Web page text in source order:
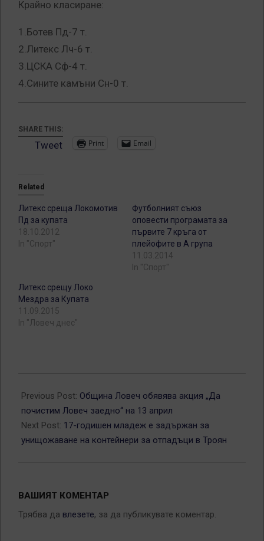
Крайно класиране:
1.Ботев Пд-7 т.
2.Литекс Лч-6 т.
3.ЦСКА Сф-4 т.
4.Сините камъни Сн-0 т.
SHARE THIS:
Tweet Print Email
Related
Литекс среща Локомотив
Пд за купата
18.10.2012
In "Спорт"
Футболният съюз
оповести програмата за
първите 7 кръга от
плейофите в А група
11.03.2014
In "Спорт"
Литекс срещу Локо
Мездра за Купата
11.09.2015
In "Ловеч днес"
04-
04
Previous Post: Община Ловеч обявява акция „Да
почистим Ловеч заедно“ на 13 април
Next Post: 17-годишен младеж е задържан за
унищожаване на контейнери за отпадъци в Троян
ВАШИЯТ КОМЕНТАР
Трябва да влезете, за да публикувате коментар.